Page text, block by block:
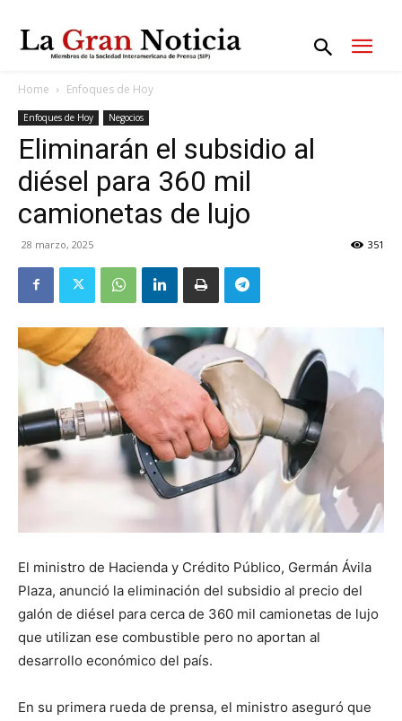
Home Enfoques de Hoy
Enfoques de Hoy Negocios
Eliminarán el subsidio al
diésel para 360 mil
camionetas de lujo
28 marzo, 2025 351
El ministro de Hacienda y Crédito Público, Germán Ávila
Plaza, anunció la eliminación del subsidio al precio del
galón de diésel para cerca de 360 mil camionetas de lujo
que utilizan ese combustible pero no aportan al
desarrollo económico del país.
En su primera rueda de prensa, el ministro aseguró que